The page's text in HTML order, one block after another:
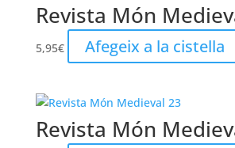
Revista Món
5,95€ Afegeix a la cistella
Revista Món